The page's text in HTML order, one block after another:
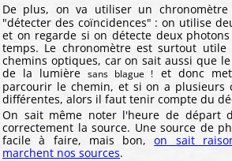
De plus, on va utiliser un chronomètre
"détecter des coïncidences" : on utilise
et on regarde si on détecte deux
temps. Le chronomètre est surtout
chemins optiques, car on sait aussi que
de la lumièresans blague !
et donc
parcourir le chemin, et si on a plusieurs
différentes, alors il faut tenir compte du
On sait même noter l'heure de départ
correctement la source. Une source de
facile à faire, mais bon,on sait
marchent nos sources.